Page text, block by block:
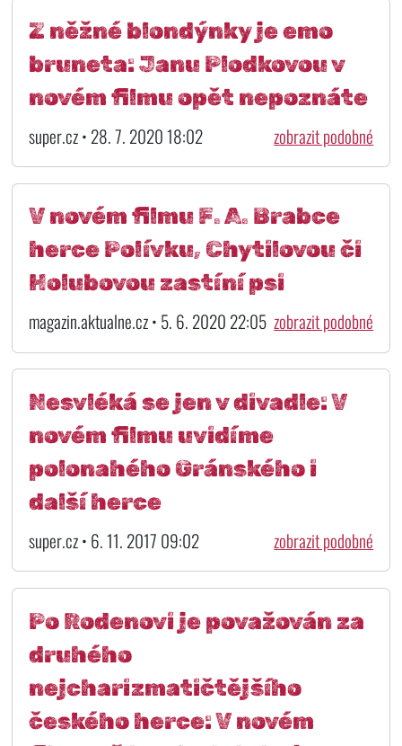
Z něžné blondýnky je emo
bruneta: Janu Plodkovou v
novém filmu opět nepoznáte
super.cz • 28. 7. 2020 18:02 zobrazit podobné
V novém filmu F. A. Brabce
herce Polívku, Chytilovou či
Holubovou zastíní psi
magazin.aktualne.cz • 5. 6. 2020 22:05 zobrazit podobné
Nesvléká se jen v divadle: V
novém filmu uvidíme
polonahého Gránského i
další herce
super.cz • 6. 11. 2017 09:02 zobrazit podobné
Po Rodenovi je považován za
druhého
nejcharizmatičtějšího
českého herce: V novém